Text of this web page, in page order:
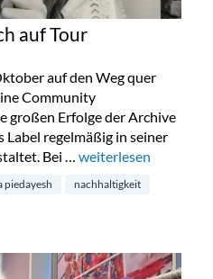
auf Tour
auf den Weg quer
Community
großen Erfolge der Archive
Label regelmäßig in seiner
Bei … „lala Berlin begibt
weiterlesen
piedayesh
nachhaltigkeit